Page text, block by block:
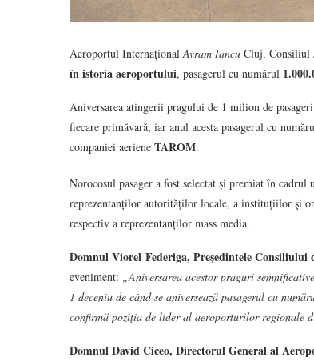
Aeroportul InternaționalAvram Iancu Cluj, Consiliul
în istoria aeroportului, pasagerul cu numărul
Aniversarea atingerii pragului de 1 milion de
fiecare primăvară, iar anul acesta pasagerul cu
companiei aeriene TAROM.
Norocosul pasager a fost selectat și premiat în
reprezentanților autorităţilor locale, a instituţiilor şi
respectiv a reprezentanților mass media.
Domnul Viorel Federiga, Preşedintele
eveniment: „Aniversarea acestor praguri
1 deceniu de când se aniversează pasagerul cu
confirmă poziţia de lider al aeroporturilor regionale
Domnul David Ciceo, Directorul General al